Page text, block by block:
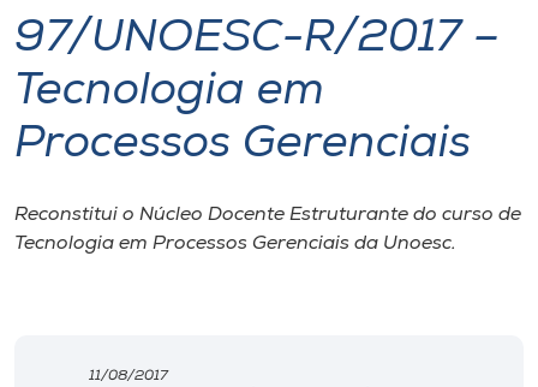
I.nova
Diplomados
97/UNOESC-R/2017 –
Tecnologia em
Processos Gerenciais
Reconstitui o Núcleo Docente Estruturante do curso de
Tecnologia em Processos Gerenciais da Unoesc.
11/08/2017